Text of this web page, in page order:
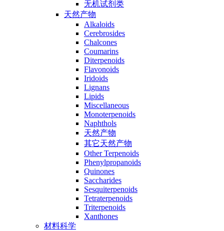
无机试剂类
天然产物
Alkaloids
Cerebrosides
Chalcones
Coumarins
Diterpenoids
Flavonoids
Iridoids
Lignans
Lipids
Miscellaneous
Monoterpenoids
Naphthols
天然产物
其它天然产物
Other Terpenoids
Phenylpropanoids
Quinones
Saccharides
Sesquiterpenoids
Tetraterpenoids
Triterpenoids
Xanthones
材料科学